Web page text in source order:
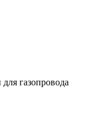
газопровода